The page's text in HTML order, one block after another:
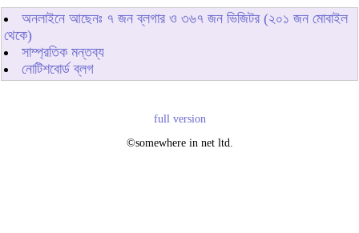
অনলাইনে আছেনঃ ৭ জন ব্লগার ও ৩৬৭ জন ভিজিটর (২০১ জন মোবাইল
থেকে)
সাম্প্রতিক মন্তব্য
নোটিশবোর্ড ব্লগ
full version
©somewhere in net ltd.